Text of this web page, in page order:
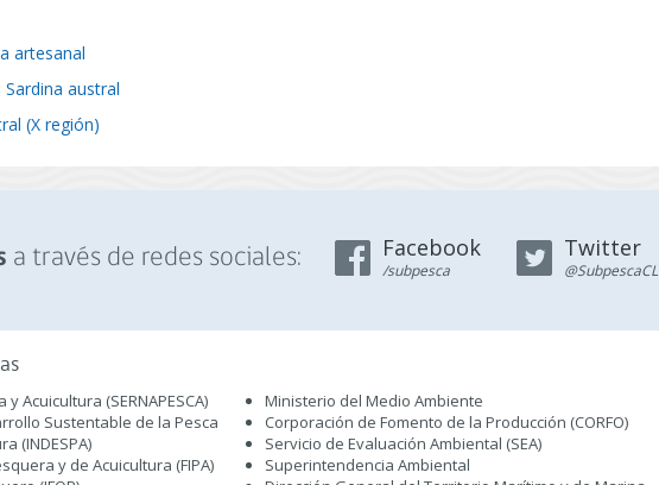
artesanal
Sardina austral
(X región)
a través de redes sociales: Facebook
/subpesca
Twitter
@SubpescaCL
Acuicultura (SERNAPESCA)
Sustentable de la Pesca
(INDESPA)
y de Acuicultura (FIPA)
Ministerio del Medio Ambiente
Corporación de Fomento de la Producción (CORFO)
Servicio de Evaluación Ambiental (SEA)
Superintendencia Ambiental